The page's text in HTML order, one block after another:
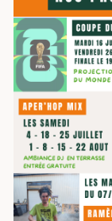
Les accidents
erreurs
de la
le cadre réputé
contrôle" — en
l’assureuse.
C’est la
: l’erreur
d’accident en
égalité avec la